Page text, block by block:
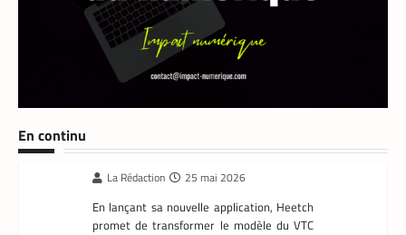
En continu
deux cartes maîtresses pour s’imposer en
Armel Djoba 22 mai 2026